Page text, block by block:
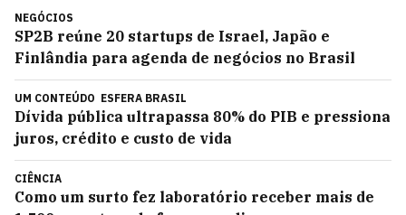
NEGÓCIOS
SP2B reúne 20 startups de Israel, Japão e
Finlândia para agenda de negócios no Brasil
UM CONTEÚDO ESFERA BRASIL
Dívida pública ultrapassa 80% do PIB e pressiona
juros, crédito e custo de vida
CIÊNCIA
Como um surto fez laboratório receber mais de